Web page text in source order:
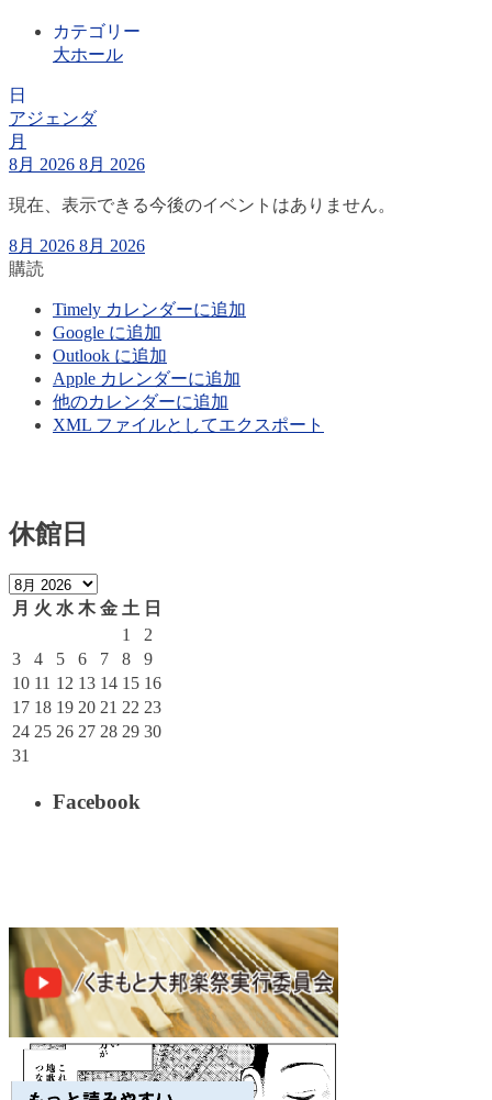
カテゴリー
大ホール
日
アジェンダ
月
8月 2026 8月 2026
現在、表示できる今後のイベントはありません。
8月 2026 8月 2026
購読
Timely カレンダーに追加
Google に追加
Outlook に追加
Apple カレンダーに追加
他のカレンダーに追加
XML ファイルとしてエクスポート
休館日
月 火 水 木 金 土 日
1
2
3
4 5 6 7 8
9
10 11 12 13 14 15 16
17 18 19 20 21 22 23
24 25 26 27 28 29 30
31
Facebook